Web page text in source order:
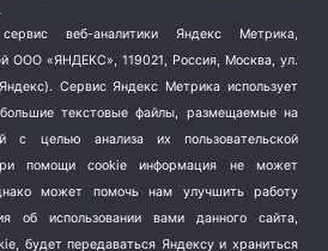
.
веб-аналитики Яндекс Метрика,
ООО «ЯНДЕКС», 119021, Россия, Москва, ул.
Сервис Яндекс Метрика использует
текстовые файлы, размещаемые на
с целью анализа их пользовательской
помощи cookie информация не может
может помочь нам улучшить работу
об использовании вами данного сайта,
будет передаваться Яндексу и храниться